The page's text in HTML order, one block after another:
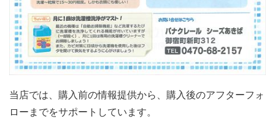
当店では、購入前の情報提供から、購入後のアフターフォ
ローまでをサポートしています。